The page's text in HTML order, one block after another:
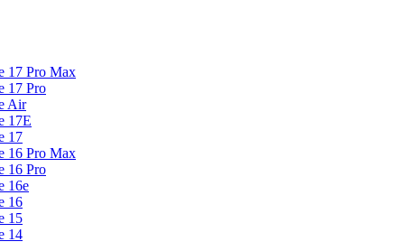
17 Pro Max
17 Pro
Air
17E
17
16 Pro Max
16 Pro
16e
16
15
14